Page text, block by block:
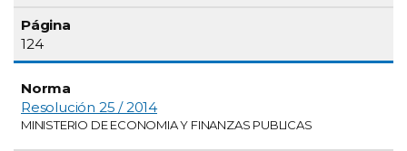
124
Resolución 25 / 2014
MINISTERIO DE ECONOMIA Y FINANZAS PUBLICAS